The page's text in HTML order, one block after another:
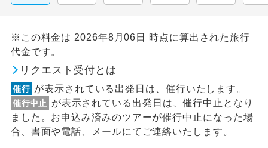
※この料金は 2026年8月06日 時点に算出された旅行
代金です。
リクエスト受付とは
催行 が表示されている出発日は、催行いたします。
催行中止
が表示されている出発日は、催行中止となり
ました。お申込み済みのツアーが催行中止になった場
合、書面や電話、メールにてご連絡いたします。